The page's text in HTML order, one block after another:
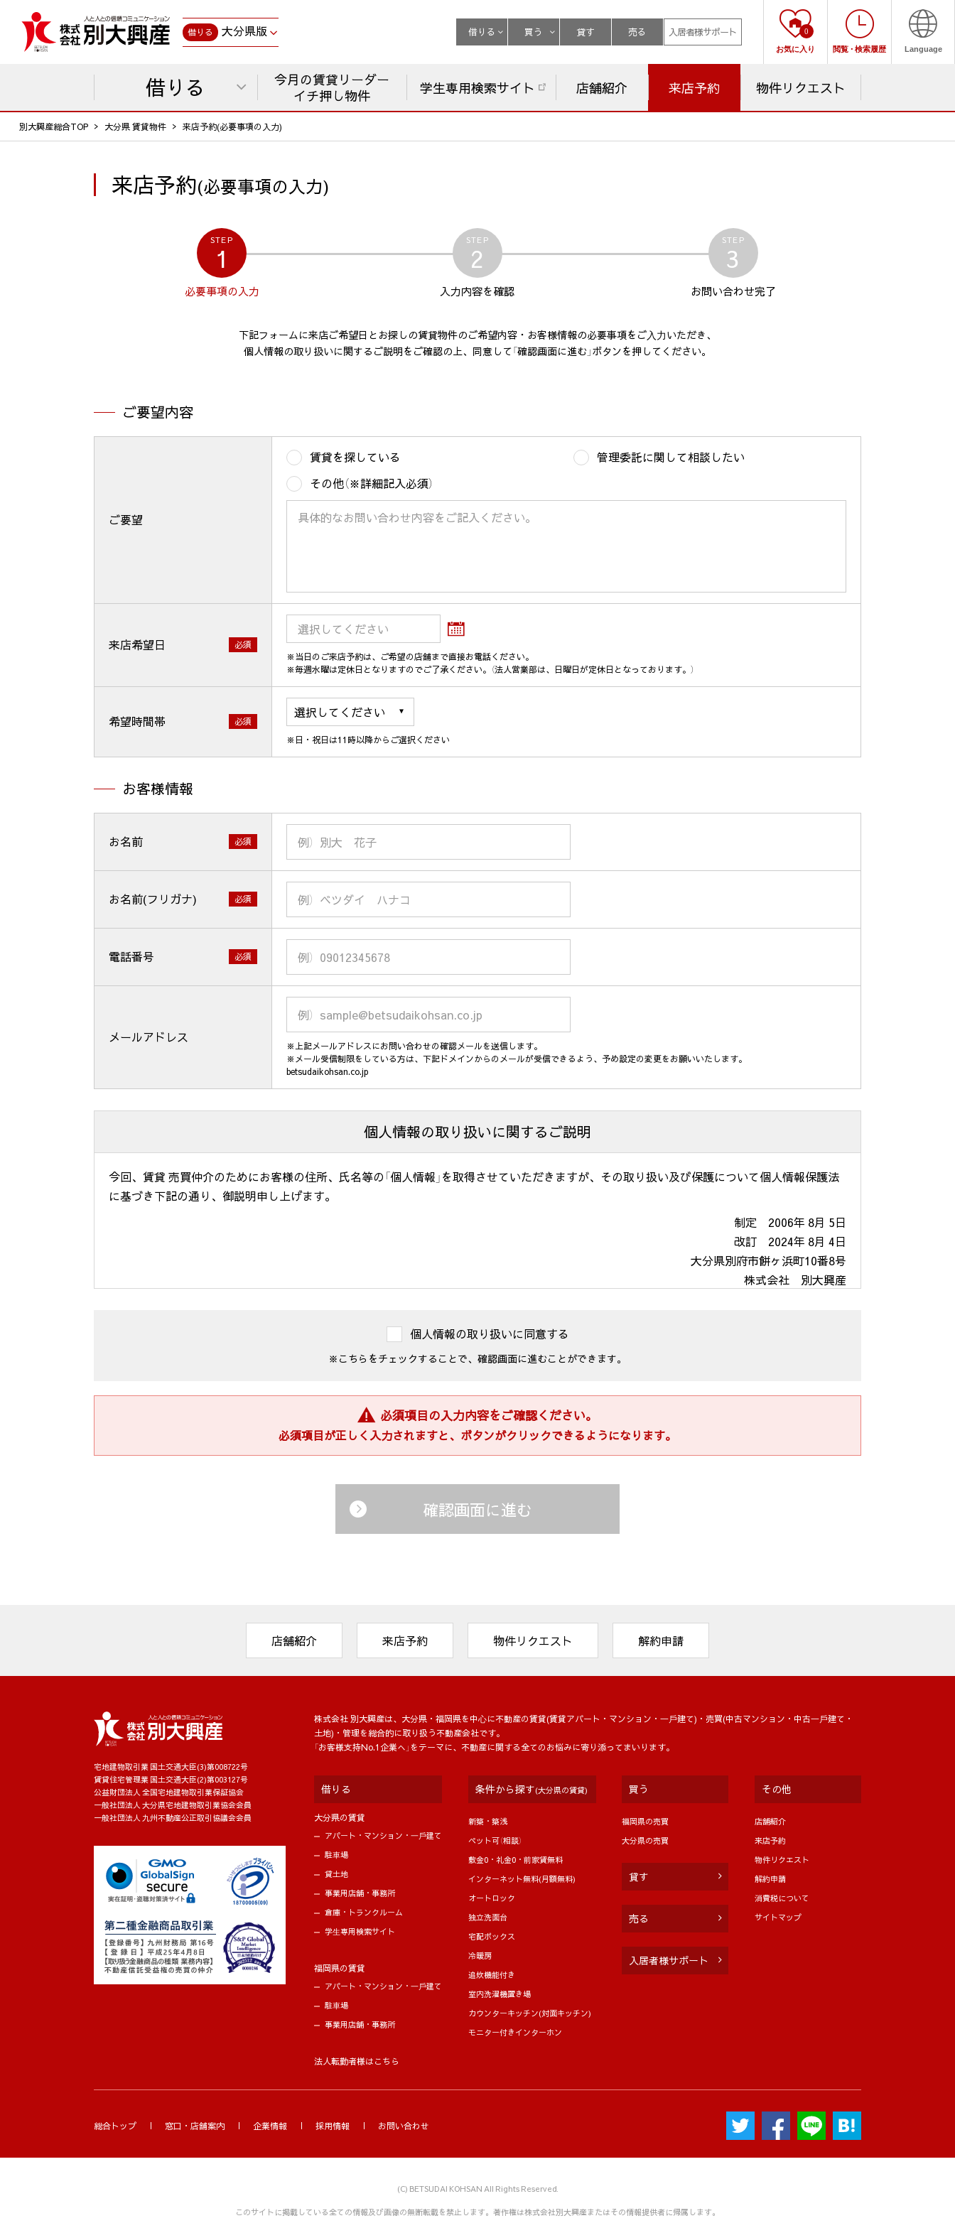
借りる 大分県版 借りる 買う 貸す 売る 入居者様サポート 0
お気に入り 閲覧・ 検索履歴 Language
借りる
今月の賃貸リーダー
イチ押し物件
学生専用検索サイト 店舗紹介 来店予約 物件リクエスト
別大興産総合TOP 大分県 賃貸物件 来店予約(必要事項の入力)
来店予約(必要事項の入力)
STEP
1
必要事項の入力
STEP
2
入力内容を確認
STEP
3
お問い合わせ完了
下記フォームに来店ご希望日とお探しの賃貸物件のご希望内容・お客様情報の必要事項をご⼊⼒いただき、
個人情報の取り扱いに関するご説明をご確認の上、同意して「確認画面に進む」ボタンを押してください。
ご要望内容
ご要望
賃貸を探している
管理委託に関して相談したい
その他（※詳細記入必須）
来店希望日
必須
※当日のご来店予約は、ご希望の店舗まで直接お電話ください。
※毎週水曜は定休日となりますのでご了承ください。（法人営業部は、日曜日が定休日となっております。）
希望時間帯
必須
※日・祝日は11時以降からご選択ください
お客様情報
お名前 必須
お名前(フリガナ) 必須
電話番号 必須
メールアドレス
※上記メールアドレスにお問い合わせの確認メールを送信します。
※メール受信制限をしている方は、下記ドメインからのメールが受信できるよう、予め設定の変更をお願いいたします。
betsudaikohsan.co.jp
個人情報の取り扱いに関するご説明
今回、賃貸 売買仲介のためにお客様の住所、氏名等の「個人情報」を取得させていただきますが、その取り扱い及び保護について個人情報保護法
に基づき下記の通り、御説明申し上げます。
制定 2006年 8月 5日
改訂 2024年 8月 4日
大分県別府市餅ヶ浜町10番8号
株式会社 別大興産
当社が保有するお客様の個人情報は、次の目的のために利用させて頂きます。
・賃貸については「入居受付審査、紹介カード、結果などの連絡、賃貸借契約、保証契約、保証委託契約、管理委託契約、それらに付随する
契約の締結、仲介、履行、及び契約管理、契約後の運営管理、アフターサービス等の実施、解約・退去精算業務、転居後の連絡」
・企業主導型保育事業の運営のため
(2) 住宅等の管理業務を委託された場合、委託された業務を遂行するために個人情報を利用します。
(3) 上記(1)の利用目的の達成に必要な範囲での、個人情報の第三者への提供及び第三者からの提供。
(4) 上記(1)の業務及び情報、サービスの提供のための郵便物、電話、電子メール等による営業活動。
(5) 情報、サービスの提供については、ご本人からの申し出がありましたら、利用を停止致します。
した従業員の情報は、在職中に管理していた情報の開示等の申し出があった場合、その回答のため利用します。
す。
３．個人情報の第三者提供
当社が保有する個人情報については、上記1.の利用目的達成の為に、不動産情報、お名前、ご住所等の所要項目に付いては、書面、郵便物、電
話、電子メール、広告媒体等により、次の第三者に提供される場合がございます。尚、ご本人からの申し出がありましたら、提供を停止致しま
す。又、第三者への提供にあたっては、機密保持のために必要な措置を講じます。第三者への個人情報の提供は、停止請求ができますが、契約
履行上、管理上の支障が生じることがあります。
(1) 取引の相手方となる者または見込者。あるいは取引の相手方となるもの又は見込者から委託を受けた賃貸運営会社等。
(2) 他の宅建・不動産管理業者。
(3) 建物の所有者、貸主、又は、建物所有者から委託を受けた賃貸管理運営会社等。
(4) 賃料収納に関する大分銀行などの金融機関等
(5) 賃料債務保証に関わる家賃保証会社
４．個人情報を共同利用する場合
当社は下記のとおりお客様の個人情報を共同利用いたします。なお、共同利用させていただくにあたっては、公正競争の確保に十分配慮いたし
・お客様基本情報（氏名、住所、電話番号、メールアドレス等）
・法務局から取得する全部事項証明書
・株式会社マネージメント保証
・賃貸借契約に付随する保証契約及び保証委託契約並びにそれに関連する業務
個人情報の取り扱いに同意する
※こちらをチェックすることで、 確認画面に進むことができます。
必須項目の入力内容をご確認ください。
必須項目が正しく入力されますと、 ボタンがクリックできるようになります。
確認画面に進む
店舗紹介 来店予約 物件リクエスト 解約申請
宅地建物取引業 国土交通大臣(3)第008722号
賃貸住宅管理業 国土交通大臣(2)第003127号
公益財団法人 全国宅地建物取引業保証協会
一般社団法人 大分県宅地建物取引業協会会員
一般社団法人 九州不動産公正取引協議会会員
株式会社 別大興産は、大分県・福岡県を中⼼に不動産の賃貸(賃貸アパート・マンション・⼀⼾建て)・売買(中古マンション・中古⼀⼾建て・
土地)・管理を総合的に取り扱う不動産会社です。
「お客様支持No.1企業へ」をテーマに、不動産に関する全てのお悩みに寄り添ってまいります。
借りる
大分県の賃貸
アパート・マンション・⼀⼾建て
駐⾞場
貸土地
事業用店舗・事務所
倉庫・トランクルーム
学⽣専用検索サイト
福岡県の賃貸
アパート・マンション・⼀⼾建て
駐⾞場
事業用店舗・事務所
法人転勤者様はこちら
条件から探す(大分県の賃貸)
新築・築浅
ペット可（相談）
敷金0・礼金0・前家賃無料
インターネット無料(月額無料)
オートロック
独立洗面台
宅配ボックス
冷暖房
追炊機能付き
室内洗濯機置き場
カウンターキッチン(対面キッチン)
モニター付きインターホン
買う
福岡県の売買
大分県の売買
貸す
売る
入居者様サポート
その他
店舗紹介
来店予約
物件リクエスト
解約申請
消費税について
サイトマップ
総合トップ 窓口・店舗案内 企業情報 採用情報 お問い合わせ
(C) BETSUDAI KOHSAN All Rights Reserved.
このサイトに掲載している全ての情報及び画像の無断転載を禁止します。 著作権は株式会社別大興産またはその情報提供者に帰属します。